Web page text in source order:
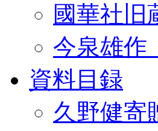
國華社旧
今泉雄作
資料目録
久野健寄